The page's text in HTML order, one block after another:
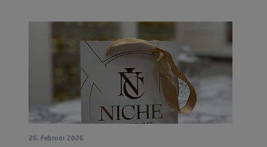
26. Februar 2026